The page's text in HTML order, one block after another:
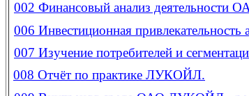
002 Финансовый анализ деятельности
006 Инвестиционная
007 Изучение потребителей и
008 Отчёт по практике ЛУКОЙЛ.